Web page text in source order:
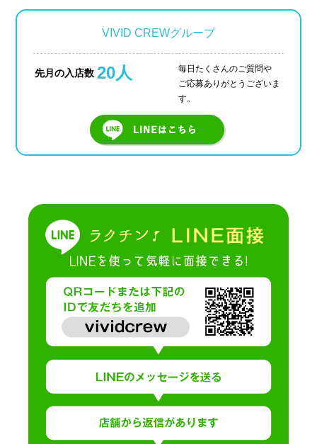
VIVID CREWグループ
先月の入店数 20人
毎日たくさんのご質問や
ご応募ありがとうございま
す。